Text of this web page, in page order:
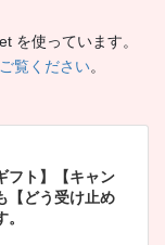
を使っています。
覧ください。
フト】【キャン
【どう受け止め